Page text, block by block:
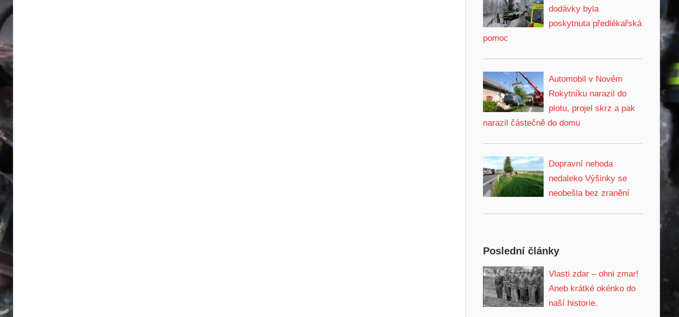
dodávky byla
poskytnuta předlékařská
pomoc
Automobil v Novém
Rokytníku narazil do
plotu, projel skrz a pak
narazil částečně do domu
Dopravní nehoda
nedaleko Výšinky se
neobešla bez zranění
Poslední články
Vlasti zdar – ohni zmar!
Aneb krátké okénko do
naší historie.